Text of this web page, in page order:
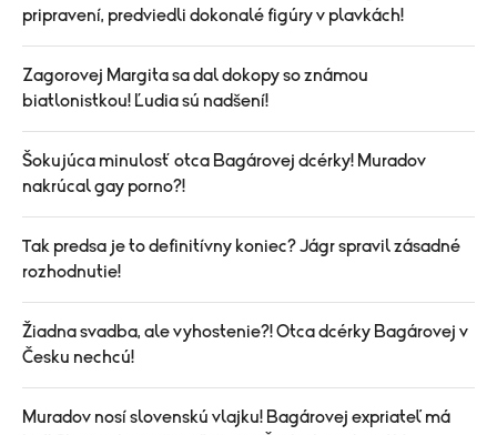
pripravení, predviedli dokonalé figúry v plavkách!
Zagorovej Margita sa dal dokopy so známou
biatlonistkou! Ľudia sú nadšení!
Šokujúca minulosť otca Bagárovej dcérky! Muradov
nakrúcal gay porno?!
Tak predsa je to definitívny koniec? Jágr spravil zásadné
rozhodnutie!
Žiadna svadba, ale vyhostenie?! Otca dcérky Bagárovej v
Česku nechcú!
Muradov nosí slovenskú vlajku! Bagárovej expriateľ má